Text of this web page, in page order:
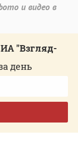
и видео в
"Взгляд-
день